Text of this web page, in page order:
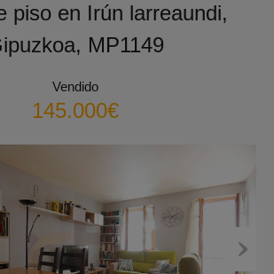
piso en Irún larreaundi,
MP1149
Vendido
145.000€